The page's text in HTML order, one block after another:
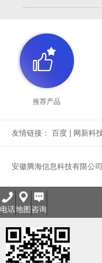
推荐产品
友情链接： 百度 网新科
安徽腾海信息科技有限公
电话地图 咨询